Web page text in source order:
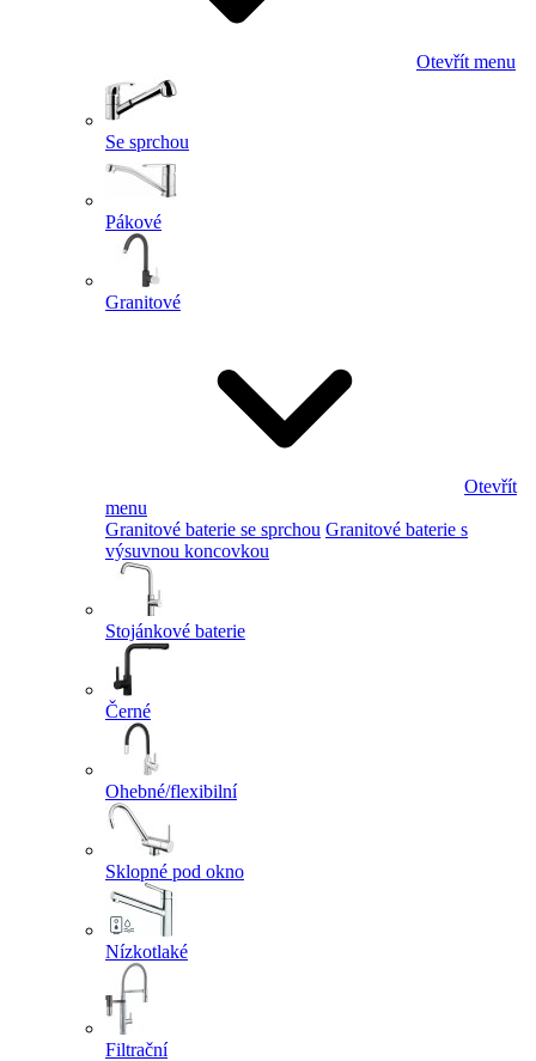
Otevřít menu
Se sprchou
Pákové
Granitové
Otevřít
menu
Granitové baterie se sprchou Granitové baterie s
výsuvnou koncovkou
Stojánkové baterie
Černé
Ohebné/flexibilní
Sklopné pod okno
Nízkotlaké
Filtrační